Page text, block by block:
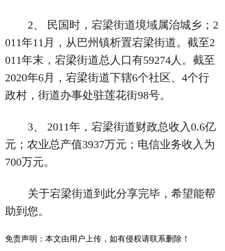
2、 民国时，宕梁街道境域属治城乡；2
011年11月，从巴州镇析置宕梁街道。截至2
011年末，宕梁街道总人口有59274人。截至
2020年6月，宕梁街道下辖6个社区、4个行
政村，街道办事处驻莲花街98号。
3、 2011年，宕梁街道财政总收入0.6亿
元；农业总产值3937万元；电信业务收入为
700万元。
关于宕梁街道到此分享完毕，希望能帮
助到您。
免责声明：本文由用户上传，如有侵权请联系删除！